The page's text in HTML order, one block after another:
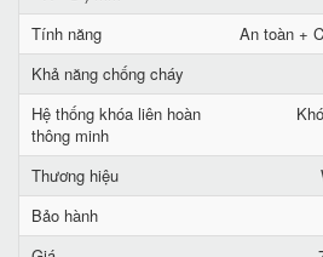
Tính năng
An toàn +
Khả năng chống cháy
Hệ thống khóa liên hoàn
thông minh
Thương hiệu
Bảo hành